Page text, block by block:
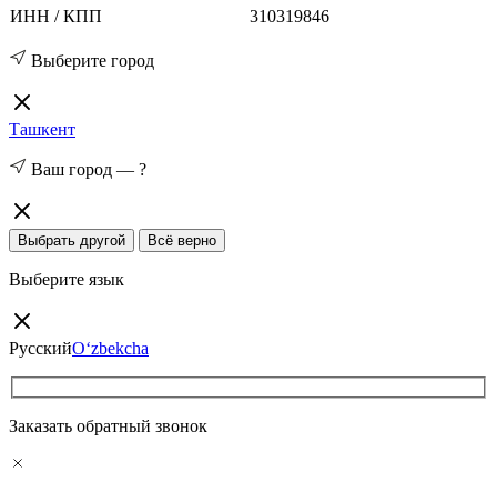
ИНН / КПП
310319846
Выберите город
Ташкент
Ваш город — ?
Выбрать другой Всё верно
Выберите язык
РусскийO‘zbekcha
Заказать обратный звонок